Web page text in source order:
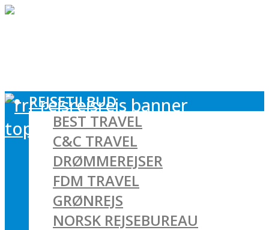
REJSETILBUD
BEST TRAVEL
C&C TRAVEL
DRØMMEREJSER
FDM TRAVEL
GRØNREJS
NORSK REJSEBUREAU